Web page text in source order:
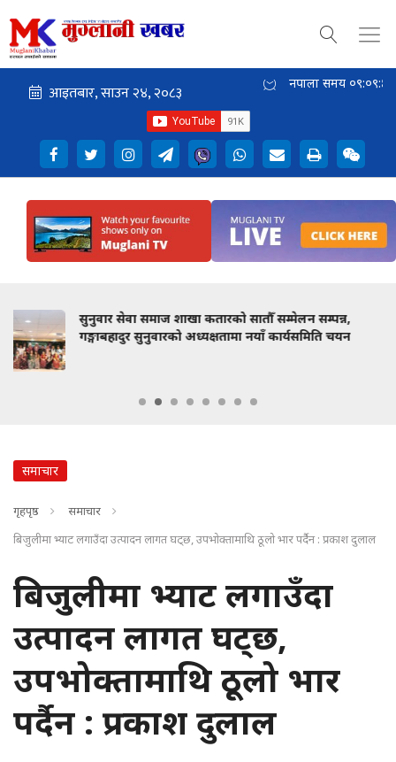
नेपाली समय ०९:०९:४७
सातौँ सम्मेलन सम्पन्न,
नयाँ कार्यसमिति चयन
कम्युनिस्टको मत घट्दैमा
वैचारिक मन्तव्य
समाचार
गृहपृष्ठ
समाचार
बिजुलीमा भ्याट लगाउँदा उत्पादन लागत घट्छ, उपभोक्तामाथि ठूलो भार पर्दैन : प्रकाश दुलाल
बिजुलीमा भ्याट लगाउँदा
उत्पादन लागत घट्छ,
उपभोक्तामाथि ठूलो भार
पर्दैन : प्रकाश दुलाल